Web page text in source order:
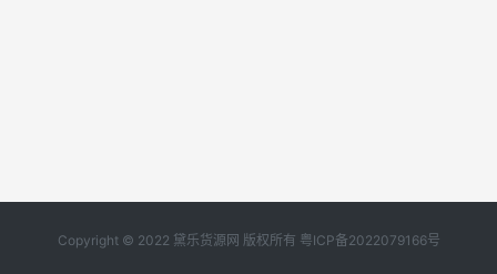
Copyright © 2022 黛乐货源网 版权所有 粤ICP备2022079166号